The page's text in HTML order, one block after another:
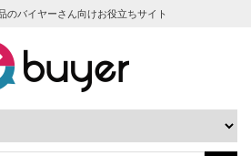
のバイヤーさん向けお役立ちサイト